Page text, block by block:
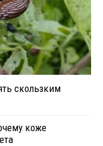
скользким
коже